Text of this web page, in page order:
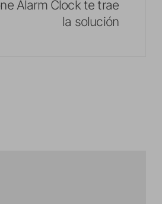
Alarm Clock te trae
la solución